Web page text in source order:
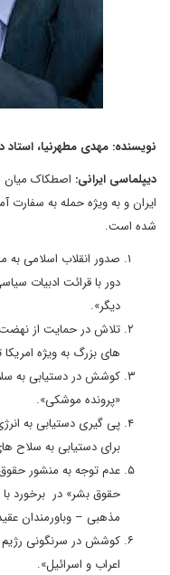
نویسنده: مهدی مطهرنیا،
دیپلماسی ایرانی: اصطکاک میان
ایران و به ویژه حمله به سفارت
شده است.
صدور انقلاب اسلامی
دور با قرائت ادبیات
دیگر».
تلاش در حمایت از نهضت
های بزرگ به ویژه
کوشش در دستیابی به
«پرونده موشکی».
پی گیری دستیابی به
برای دستیابی به سلاح
عدم توجه به منشور
حقوق بشر» در برخورد
مذهبی – وباورمندان
کوشش در سرنگونی رژیم
اعراب و اسرائیل».